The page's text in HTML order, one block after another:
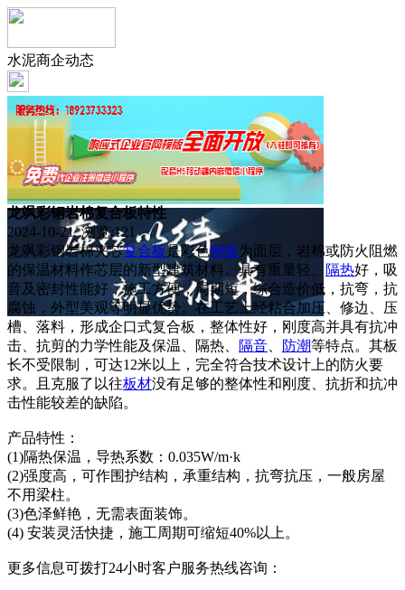
水泥商企动态
龙飒彩钢岩棉复合板特性
2024-10-21 浏览:121
龙飒彩钢岩棉夹芯复合板是彩色钢板 为面层，岩棉或防火阻燃
的保温材料作芯层的新型建筑材料。具有重量轻、
隔热好，吸
音及密封性能好，施工方便，周期短，综合造价低，抗弯，抗
腐蚀，外型美观等明显优势。在工艺上经粘合加压、修边、压
槽、落料，形成企口式复合板，整体性好，刚度高并具有抗冲
击、抗剪的力学性能及保温、隔热、
隔音 防潮等特点。其板
长不受限制，可达12米以上，完全符合技术设计上的防火要
求。且克服了以往板材没有足够的整体性和刚度、抗折和抗冲
击性能较差的缺陷。
产品特性：
(1)隔热保温，导热系数：0.035W/m·k
(2)强度高，可作围护结构，承重结构，抗弯抗压，一般房屋
不用梁柱。
(3)色泽鲜艳，无需表面装饰。
(4) 安装灵活快捷，施工周期可缩短40%以上。
更多信息可拨打24小时客户服务热线咨询：